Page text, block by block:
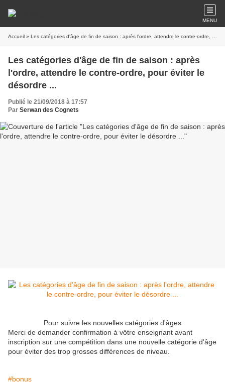
MENU
Accueil » Les catégories d'âge de fin de saison : après l'ordre, attendre le contre-ordre, pour éviter le désordre ...
Les catégories d'âge de fin de saison : après
l'ordre, attendre le contre-ordre, pour éviter le
désordre ...
Publié le 21/09/2018 à 17:57
Par Serwan des Cognets
Pour suivre les nouvelles catégories d'âges
Merci de demander confirmation à vôtre enseignant avant
inscription sur une compétition dans une nouvelle catégorie d'âge
pour éviter des trop grosses différences de niveau.
#bonus